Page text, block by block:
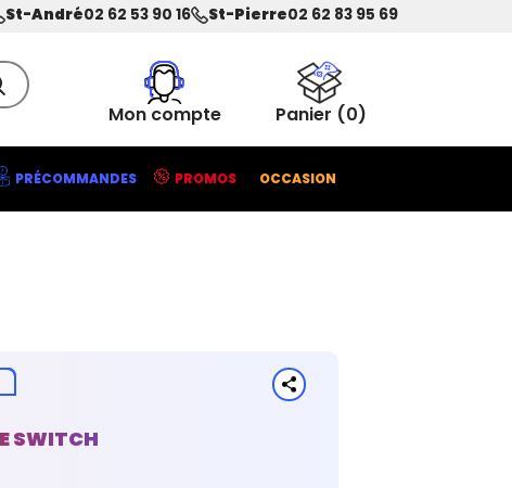
St-André02 62 53 90 16 St-Pierre02 62 83 95 69
Mon compte Panier (0)
PRÉCOMMANDES PROMOS OCCASION
SWITCH